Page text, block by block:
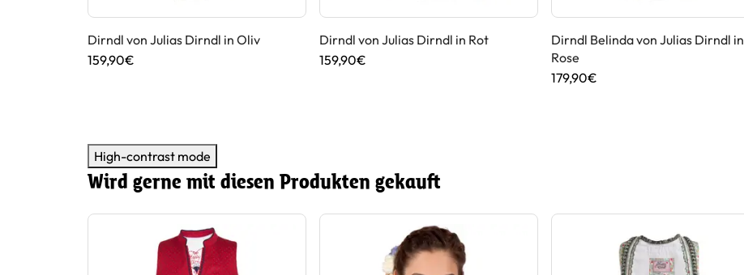
Dirndl von Julias Dirndl in Oliv
159,90€
Dirndl von Julias Dirndl in Rot
159,90€
Dirndl Belinda von Julias Dirndl in
Rose
179,90€
High-contrast mode
Wird gerne mit diesen Produkten gekauft